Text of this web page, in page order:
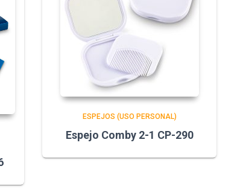
ESPEJOS (USO PERSONAL)
Espejo Comby 2-1 CP-290